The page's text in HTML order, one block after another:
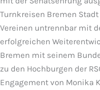
Turnkreisen Bremen
Vereinen untrennbar mit
erfolgreichen
Bremen mit seinem
zu den Hochburgen der
Engagement von Monika